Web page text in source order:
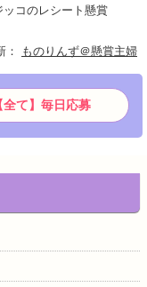
コのレシート懸賞
： ものりんず＠懸賞主婦
全て】毎日応募